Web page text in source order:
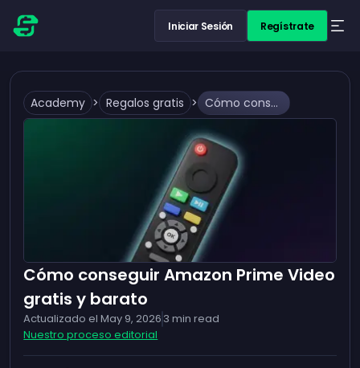
Iniciar Sesión Regístrate
Academy > Regalos gratis > Cómo conseguir Amazon Prime Video gratis y barato
Cómo conseguir Amazon Prime Video
gratis y barato
Actualizado el May 9, 2026 3 min read
Nuestro proceso editorial